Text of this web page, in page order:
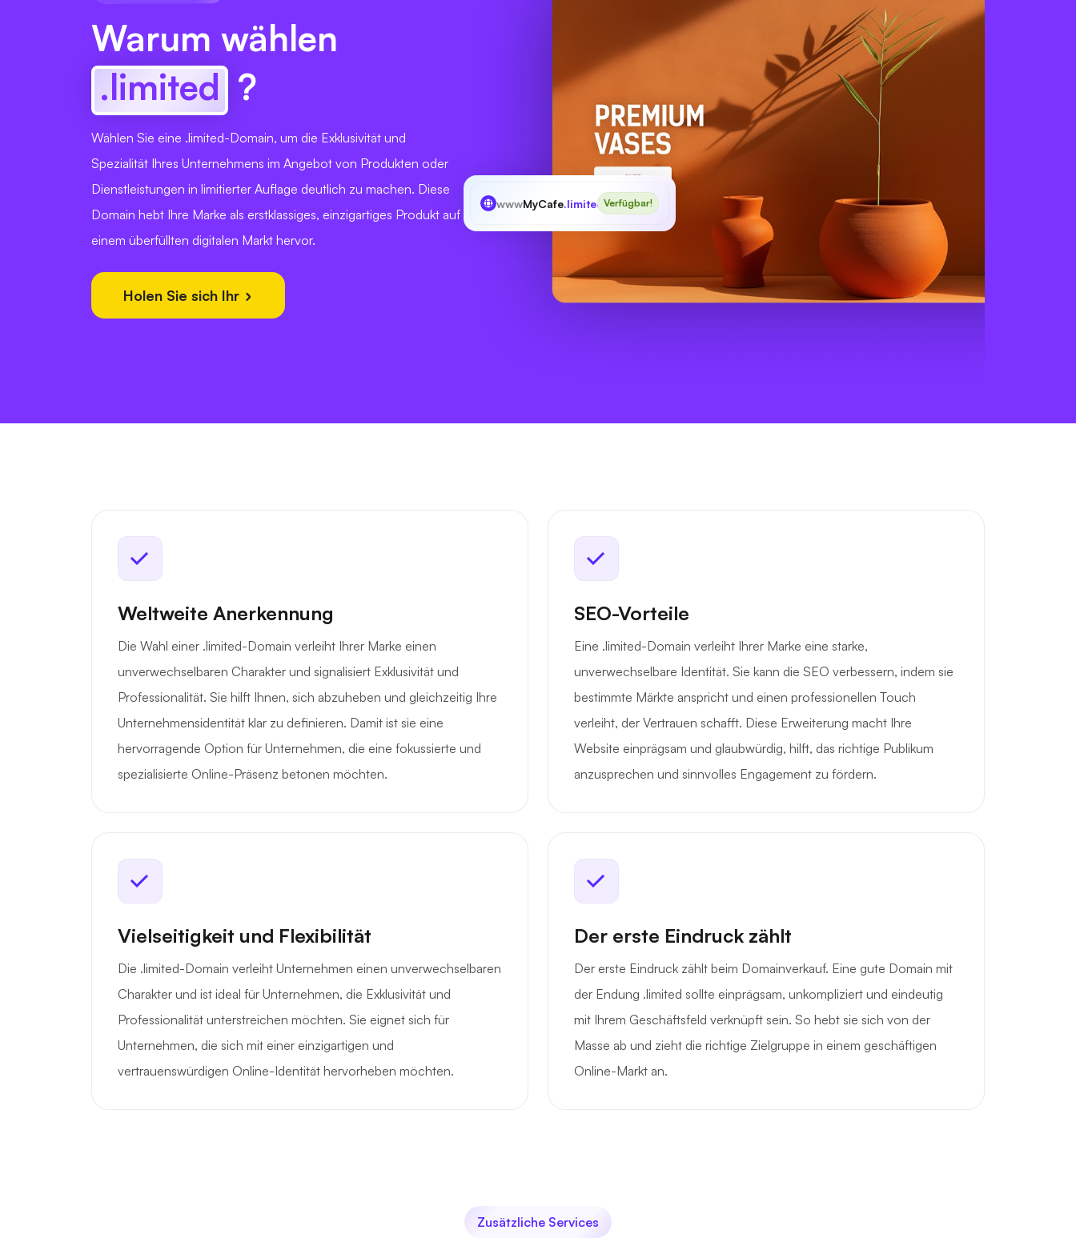
Warum wählen
.limited ?
Wählen Sie eine .limited-Domain, um die Exklusivität und
Spezialität Ihres Unternehmens im Angebot von Produkten oder
Dienstleistungen in limitierter Auflage deutlich zu machen. Diese
Domain hebt Ihre Marke als erstklassiges, einzigartiges Produkt auf
einem überfüllten digitalen Markt hervor.
Holen Sie sich Ihr
wwwMyCafe.limited Verfügbar!
Weltweite Anerkennung
Die Wahl einer .limited-Domain verleiht Ihrer Marke einen
unverwechselbaren Charakter und signalisiert Exklusivität und
Professionalität. Sie hilft Ihnen, sich abzuheben und gleichzeitig Ihre
Unternehmensidentität klar zu definieren. Damit ist sie eine
hervorragende Option für Unternehmen, die eine fokussierte und
spezialisierte Online-Präsenz betonen möchten.
SEO-Vorteile
Eine .limited-Domain verleiht Ihrer Marke eine starke,
unverwechselbare Identität. Sie kann die SEO verbessern, indem sie
bestimmte Märkte anspricht und einen professionellen Touch
verleiht, der Vertrauen schafft. Diese Erweiterung macht Ihre
Website einprägsam und glaubwürdig, hilft, das richtige Publikum
anzusprechen und sinnvolles Engagement zu fördern.
Vielseitigkeit und Flexibilität
Die .limited-Domain verleiht Unternehmen einen unverwechselbaren
Charakter und ist ideal für Unternehmen, die Exklusivität und
Professionalität unterstreichen möchten. Sie eignet sich für
Unternehmen, die sich mit einer einzigartigen und
vertrauenswürdigen Online-Identität hervorheben möchten.
Der erste Eindruck zählt
Der erste Eindruck zählt beim Domainverkauf. Eine gute Domain mit
der Endung .limited sollte einprägsam, unkompliziert und eindeutig
mit Ihrem Geschäftsfeld verknüpft sein. So hebt sie sich von der
Masse ab und zieht die richtige Zielgruppe in einem geschäftigen
Online-Markt an.
Zusätzliche Services